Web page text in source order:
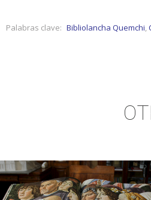
Palabras clave: Bibliolancha Quemchi,